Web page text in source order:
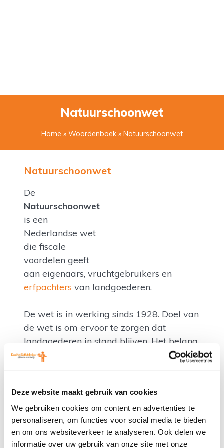
Deze website maakt gebruik van cookies
We gebruiken cookies om content en advertenties te
personaliseren, om functies voor social media te bieden
en om ons websiteverkeer te analyseren. Ook delen we
informatie over uw gebruik van onze site met onze
Natuurschoonwet
Home » Woordenboek» Natuurschoonwet
Natuurschoonwet
De
Natuurschoonwet
is een
Nederlandse wet
die fiscale
voordelen geeft
aan eigenaars, vruchtgebruikers en
erfpachters van landgoederen.
De wet is in werking sinds 1928. Doel van
de wet is om ervoor te zorgen dat
landgoederen in stand blijven. Het belang
van het natuurschoon staat hierbij voorop.
natuurschoonwet als het aan de volgende
voorwaarden voldoet:
het minstens 5 hectare groot is;